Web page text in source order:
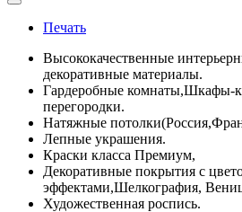
Печать
Высококачественные
декоративные материалы.
Гардеробные комнаты,Шкафы-
перегородки.
Натяжные
Лепные украшения.
Краски класса Премиум,
Декоративные покрытия с
эффектами,Шелкография,
Художественная роспись.